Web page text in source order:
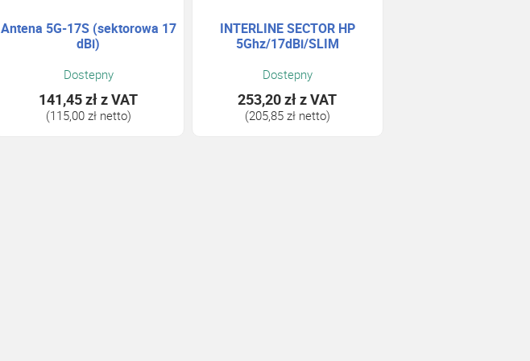
Antena 5G-17S (sektorowa 17
dBi)
Dostepny
141,45 złz VAT
(115,00 zł netto)
INTERLINE SECTOR HP
5Ghz/17dBi/SLIM
Dostepny
253,20 złz VAT
(205,85 zł netto)